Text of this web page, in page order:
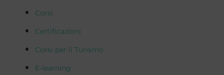
Corsi
Certificazioni
Corsi per il Turismo
E-learning